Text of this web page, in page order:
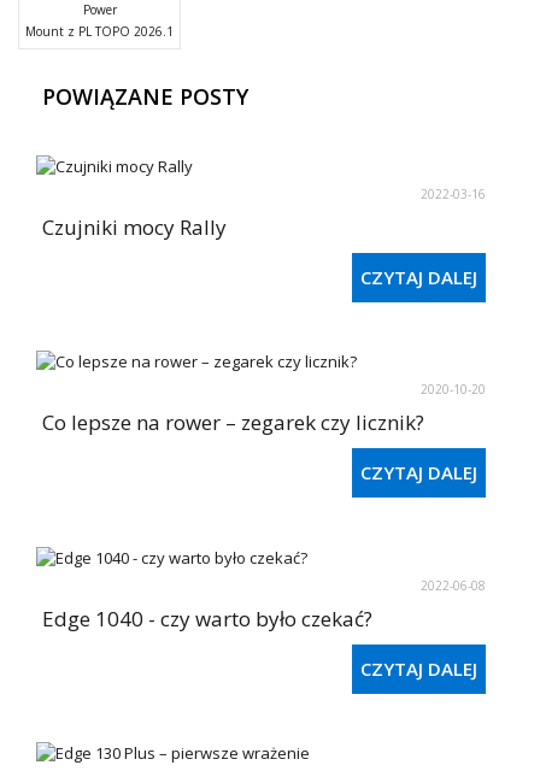
Power
Mount z PL TOPO 2026.1
POWIĄZANE POSTY
2022-03-16
Czujniki mocy Rally
CZYTAJ DALEJ
2020-10-20
Co lepsze na rower – zegarek czy licznik?
CZYTAJ DALEJ
2022-06-08
Edge 1040 - czy warto było czekać?
CZYTAJ DALEJ